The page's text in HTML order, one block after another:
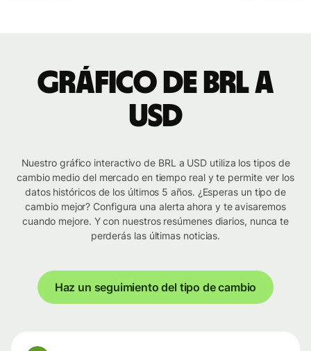
Gráfico de BRL a
USD
Nuestro gráfico interactivo de BRL a USD utiliza los tipos de
cambio medio del mercado en tiempo real y te permite ver los
datos históricos de los últimos 5 años. ¿Esperas un tipo de
cambio mejor? Configura una alerta ahora y te avisaremos
cuando mejore. Y con nuestros resúmenes diarios, nunca te
perderás las últimas noticias.
Haz un seguimiento del tipo de cambio